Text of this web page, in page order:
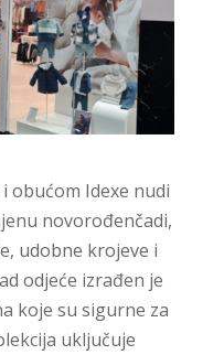
obućom Idexe nudi
novorođenčadi,
udobne krojeve i
odjeće izrađen je
koje su sigurne za
uključuje